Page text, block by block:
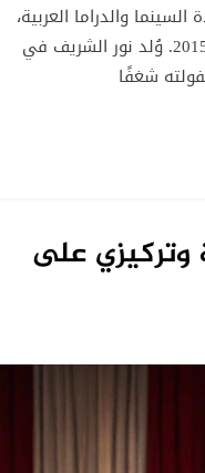
السينما والدراما العربية،
الذي لا يزال حضوره الفني ممتدًا في وجدان الجمهور رغم رحيله في أغسطس 2015. وُلد نور الشريف في
على